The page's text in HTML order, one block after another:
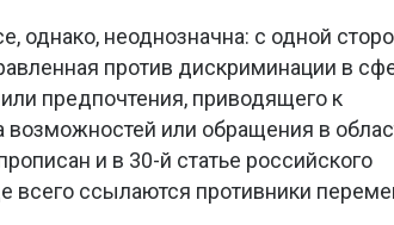
однако, неоднозначна: с одной
против дискриминации в
предпочтения, приводящего к
или обращения в
и в 30-й статье российского
всего ссылаются противники